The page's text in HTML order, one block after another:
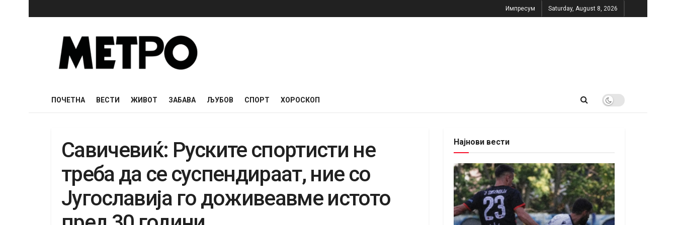
Импресум Saturday, August 8, 2026
ПОЧЕТНА ВЕСТИ ЖИВОТ ЗАБАВА ЉУБОВ СПОРТ ХОРОСКОП
Савичевиќ: Руските спортисти не
треба да се суспендираат, ние со
Југославија го доживеавме истото
Најнови вести